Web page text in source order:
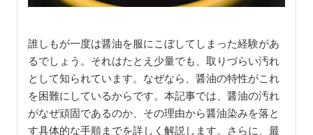
誰しもが一度は醤油を服にこぼしてしまった経験があ
るでしょう。それはたとえ少量でも、取りづらい汚れ
として知られています。なぜなら、醤油の特性がこれ
を困難にしているからです。本記事では、醤油の汚れ
がなぜ頑固であるのか、その理由から醤油染みを落と
す具体的な手順までを詳しく解説します。さらに、最